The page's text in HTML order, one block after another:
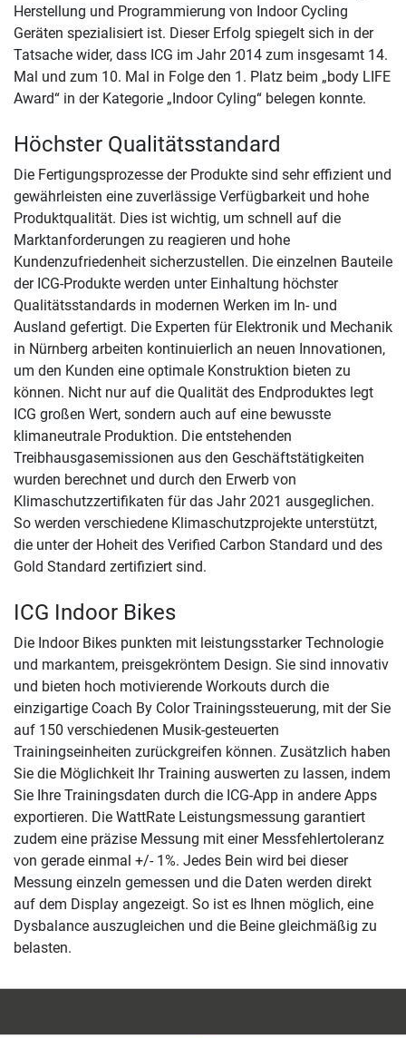
Herstellung und Programmierung von Indoor Cycling
Geräten spezialisiert ist. Dieser Erfolg spiegelt sich in der
Tatsache wider, dass ICG im Jahr 2014 zum insgesamt 14.
Mal und zum 10. Mal in Folge den 1. Platz beim „body LIFE
Award“ in der Kategorie „Indoor Cyling“ belegen konnte.
Höchster Qualitätsstandard
Die Fertigungsprozesse der Produkte sind sehr effizient und
gewährleisten eine zuverlässige Verfügbarkeit und hohe
Produktqualität. Dies ist wichtig, um schnell auf die
Marktanforderungen zu reagieren und hohe
Kundenzufriedenheit sicherzustellen. Die einzelnen Bauteile
der ICG-Produkte werden unter Einhaltung höchster
Qualitätsstandards in modernen Werken im In- und
Ausland gefertigt. Die Experten für Elektronik und Mechanik
in Nürnberg arbeiten kontinuierlich an neuen Innovationen,
um den Kunden eine optimale Konstruktion bieten zu
können. Nicht nur auf die Qualität des Endproduktes legt
ICG großen Wert, sondern auch auf eine bewusste
klimaneutrale Produktion. Die entstehenden
Treibhausgasemissionen aus den Geschäftstätigkeiten
wurden berechnet und durch den Erwerb von
Klimaschutzzertifikaten für das Jahr 2021 ausgeglichen.
So werden verschiedene Klimaschutzprojekte unterstützt,
die unter der Hoheit des Verified Carbon Standard und des
Gold Standard zertifiziert sind.
ICG Indoor Bikes
Die Indoor Bikes punkten mit leistungsstarker Technologie
und markantem, preisgekröntem Design. Sie sind innovativ
und bieten hoch motivierende Workouts durch die
einzigartige Coach By Color Trainingssteuerung, mit der Sie
auf 150 verschiedenen Musik-gesteuerten
Trainingseinheiten zurückgreifen können. Zusätzlich haben
Sie die Möglichkeit Ihr Training auswerten zu lassen, indem
Sie Ihre Trainingsdaten durch die ICG-App in andere Apps
exportieren. Die WattRate Leistungsmessung garantiert
zudem eine präzise Messung mit einer Messfehlertoleranz
von gerade einmal +/- 1%. Jedes Bein wird bei dieser
Messung einzeln gemessen und die Daten werden direkt
auf dem Display angezeigt. So ist es Ihnen möglich, eine
Dysbalance auszugleichen und die Beine gleichmäßig zu
belasten.